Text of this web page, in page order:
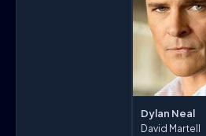
Dylan Neal
David Martell